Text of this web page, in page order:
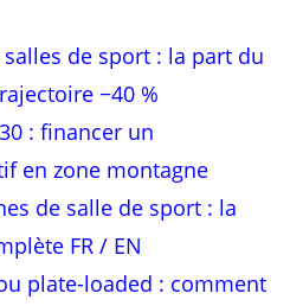
de sport : la part du
−40 %
: financer un
en zone montagne
de salle de sport : la
FR / EN
plate-loaded : comment